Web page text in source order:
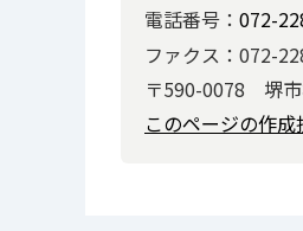
電話番号： 072-
ファクス：072-
〒590-0078 堺
このページの作